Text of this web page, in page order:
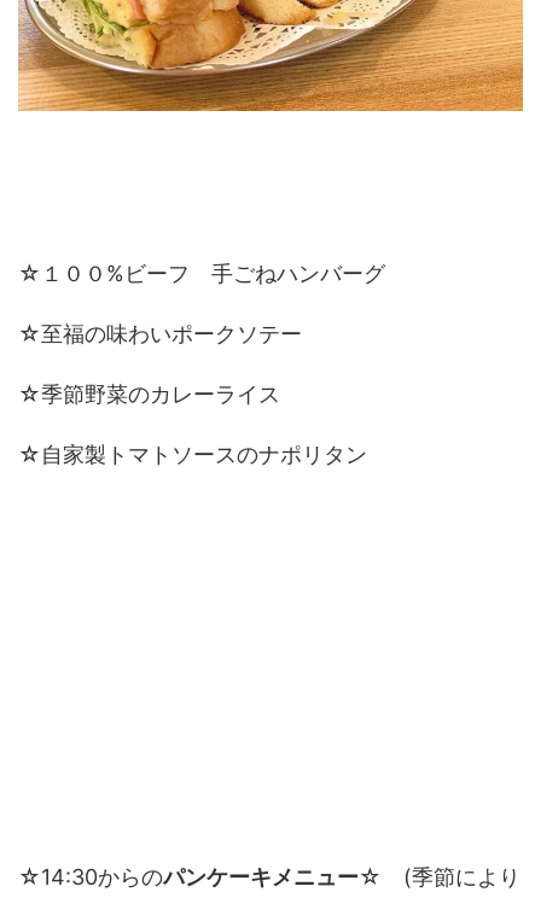
☆１００%ビーフ 手ごねハンバーグ
☆至福の味わいポークソテー
☆季節野菜のカレーライス
☆自家製トマトソースのナポリタン
☆14:30からのパンケーキメニュー☆ (季節により